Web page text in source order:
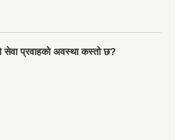
सेवा प्रवाहको अवस्था कस्तो छ?